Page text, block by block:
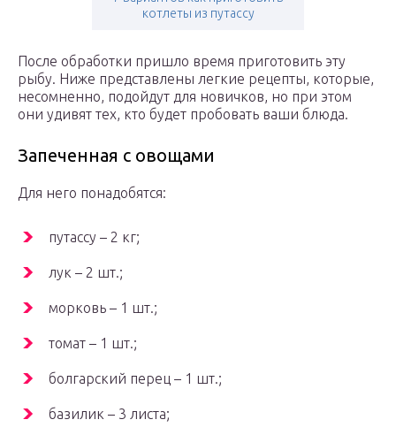
котлеты из путассу
После обработки пришло время приготовить эту
рыбу. Ниже представлены легкие рецепты, которые,
несомненно, подойдут для новичков, но при этом
они удивят тех, кто будет пробовать ваши блюда.
Запеченная с овощами
Для него понадобятся:
путассу – 2 кг;
лук – 2 шт.;
морковь – 1 шт.;
томат – 1 шт.;
болгарский перец – 1 шт.;
базилик – 3 листа;